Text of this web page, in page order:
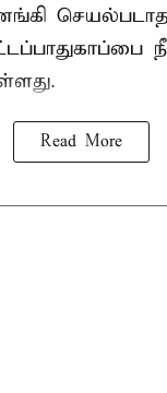
Read More